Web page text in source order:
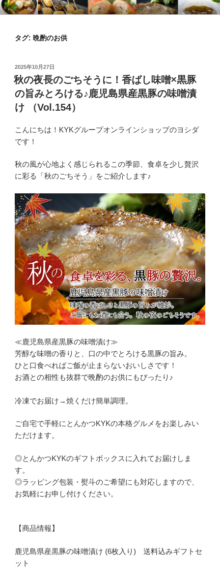
コ
ン
KYKオンラインブログ
特集 ～オンラインショップ～
タグ: 晩酌のお供
投
稿
日:
2025年10月27日
秋の夜長のごちそうに！香ばし味噌×黒豚
の旨みとろける♪鹿児島県産黒豚の味噌漬
け （Vol.154）
こんにちは！KYKグループオンラインショップのヨシダ
です！
秋の風が心地よく感じられるこの季節、食卓を少し贅沢
に彩る「秋のごちそう」をご紹介します♪
≪鹿児島県産黒豚の味噌漬け≫
芳醇な味噌の香りと、口の中でとろける黒豚の旨み。
ひと口食べればご飯が止まらないおいしさです！
お酒との相性も抜群で晩酌のお供にもぴったり♪
冷凍でお届け→焼くだけ簡単調理。
ご自宅で手軽にとんかつKYKの本格グルメをお楽しみい
ただけます。
◎とんかつKYKのギフトボックスに入れてお届けしま
す。
◎ラッピング包装・熨斗のご希望にも対応しますので、
お気軽にお申し付けください。
【商品情報】
鹿児島県産黒豚の味噌漬け (6枚入り) 送料込みギフトセ
ット